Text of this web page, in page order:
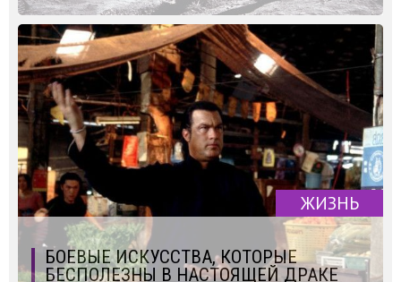
ЖИЗНЬ
БОЕВЫЕ ИСКУССТВА, КОТОРЫЕ
БЕСПОЛЕЗНЫ В НАСТОЯЩЕЙ ДРАКЕ